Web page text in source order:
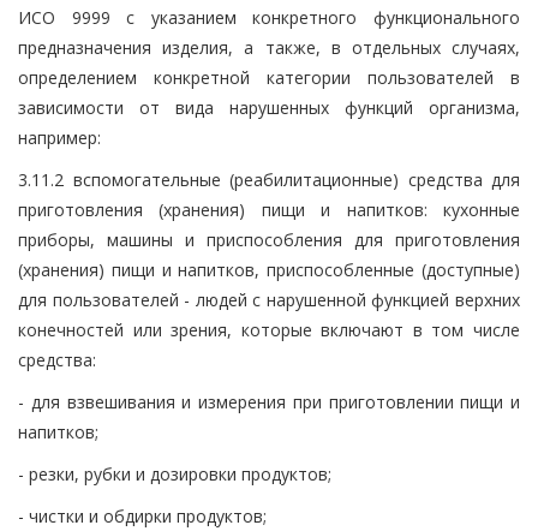
ИСО 9999 с указанием конкретного функционального
предназначения изделия, а также, в отдельных случаях,
определением конкретной категории пользователей в
зависимости от вида нарушенных функций организма,
например:
3.11.2 вспомогательные (реабилитационные) средства для
приготовления (хранения) пищи и напитков: кухонные
приборы, машины и приспособления для приготовления
(хранения) пищи и напитков, приспособленные (доступные)
для пользователей - людей с нарушенной функцией верхних
конечностей или зрения, которые включают в том числе
средства:
- для взвешивания и измерения при приготовлении пищи и
напитков;
- резки, рубки и дозировки продуктов;
- чистки и обдирки продуктов;